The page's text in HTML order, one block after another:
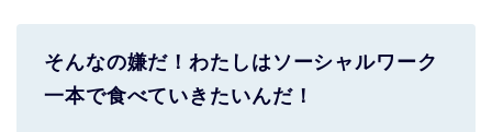
そんなの嫌だ！わたしはソーシャルワーク
一本で食べていきたいんだ！